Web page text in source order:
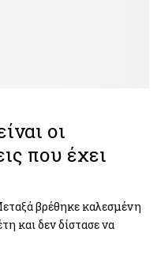
οι
που έχει
βρέθηκε καλεσμένη
και δεν δίστασε να